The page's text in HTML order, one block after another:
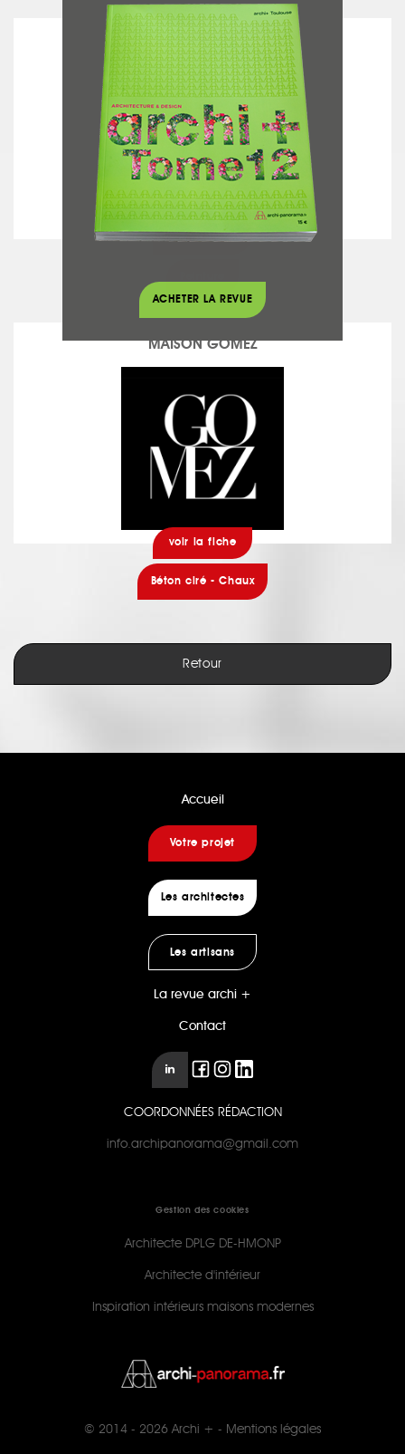
PRESTOBAT
voir la fiche
MAISON GOMEZ
voir la fiche
Béton ciré - Chaux
Retour
Accueil
Votre projet
Les architectes
Les artisans
La revue archi +
Contact
COORDONNÉES RÉDACTION
info.archipanorama@gmail.com
Gestion des cookies
Architecte DPLG DE-HMONP
Architecte d'intérieur
Inspiration intérieurs maisons modernes
© 2014 - 2026 Archi + - Mentions légales
ACHETER LA REVUE